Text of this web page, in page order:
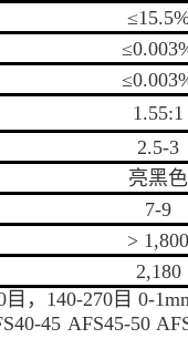
1.55:1
2.5-3
亮黑色
7-9
> 1,800
2,180
，140-270目 0-
45 AFS45-50